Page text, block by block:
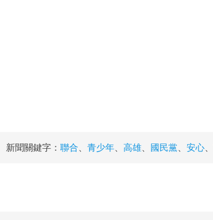
新聞關鍵字： 聯合、 青少年、 高雄、 國民黨、 安心、